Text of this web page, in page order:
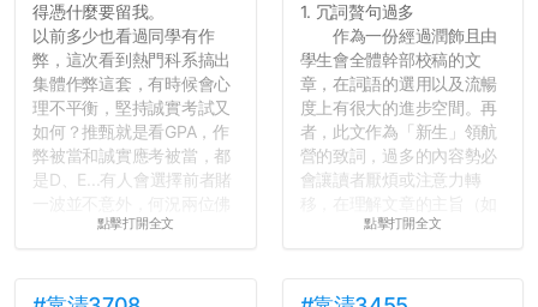
得憑什麼要留我。
以前多少也看過同學有作
弊，這次看到熱門科系搞出
集體作弊這套，有時候會心
理不平衡，堅持誠實考試又
如何？推甄就是看GPA，作
弊被當和誠實應考被當，都
是D、E...有人會選擇前者賭
一波並不意外，何況兩位佛
心教授看起來要輕輕放下
長作弊的風氣。
點擊打開全文
1. 冗詞贅句過多
作為一份經過潤飾且由
學生會全體幹部校稿的文
章，在詞語的選用以及流暢
度上有很大的進步空間。再
者，此文作為「新生」領航
營的致詞，過多的內容勢必
會讓讀者厭煩或注意力轉
移，在理解文章的主旨（如
果有的話）前就失去興趣。
的聲明一樣正式，但至少在
點擊打開全文